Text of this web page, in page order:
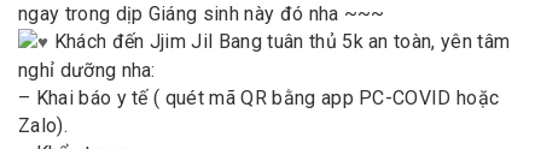
ngay trong dịp Giáng sinh này đó nha ~~~
Khách đến Jjim Jil Bang tuân thủ 5k an toàn, yên tâm
nghỉ dưỡng nha:
– Khai báo y tế ( quét mã QR bằng app PC-COVID hoặc
Zalo).